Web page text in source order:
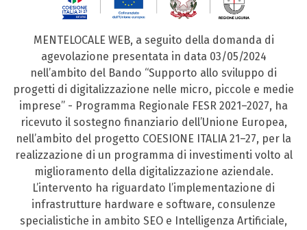
MENTELOCALE WEB, a seguito della domanda di
agevolazione presentata in data 03/05/2024
nell’ambito del Bando “Supporto allo sviluppo di
progetti di digitalizzazione nelle micro, piccole e medie
imprese” - Programma Regionale FESR 2021–2027, ha
ricevuto il sostegno finanziario dell’Unione Europea,
nell’ambito del progetto COESIONE ITALIA 21–27, per la
realizzazione di un programma di investimenti volto al
miglioramento della digitalizzazione aziendale.
L’intervento ha riguardato l’implementazione di
infrastrutture hardware e software, consulenze
specialistiche in ambito SEO e Intelligenza Artificiale,